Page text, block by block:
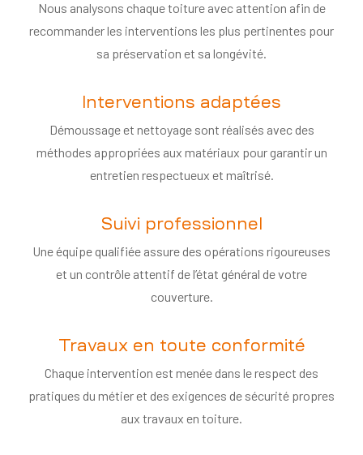
Nous analysons chaque toiture avec attention afin de
recommander les interventions les plus pertinentes pour
sa préservation et sa longévité.
Interventions adaptées
Démoussage et nettoyage sont réalisés avec des
méthodes appropriées aux matériaux pour garantir un
entretien respectueux et maîtrisé.
Suivi professionnel
Une équipe qualifiée assure des opérations rigoureuses
et un contrôle attentif de l’état général de votre
couverture.
Travaux en toute conformité
Chaque intervention est menée dans le respect des
pratiques du métier et des exigences de sécurité propres
aux travaux en toiture.